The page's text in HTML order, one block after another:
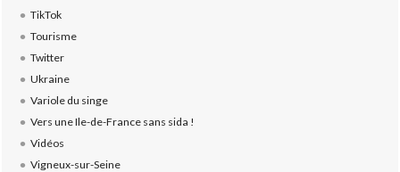
TikTok
Tourisme
Twitter
Ukraine
Variole du singe
Vers une Ile-de-France sans sida !
Vidéos
Vigneux-sur-Seine